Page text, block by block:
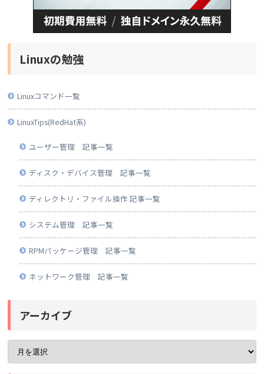
Linuxの勉強
Linuxコマンド一覧
LinuxTips(RedHat系)
ユーザー管理 記事一覧
ディスク・デバイス管理 記事一覧
ディレクトリ・ファイル操作 記事一覧
システム管理 記事一覧
RPMパッケージ管理 記事一覧
ネットワーク管理 記事一覧
アーカイブ